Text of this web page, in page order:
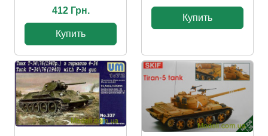
412 Грн.
Купить
Купить